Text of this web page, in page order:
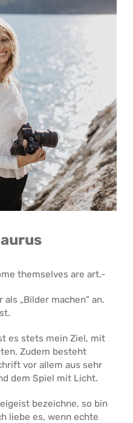
themselves are art.-
„Bilder machen“ an.
es stets mein Ziel, mit
Zudem besteht
vor allem aus sehr
dem Spiel mit Licht.
bezeichne, so bin
liebe es, wenn echte